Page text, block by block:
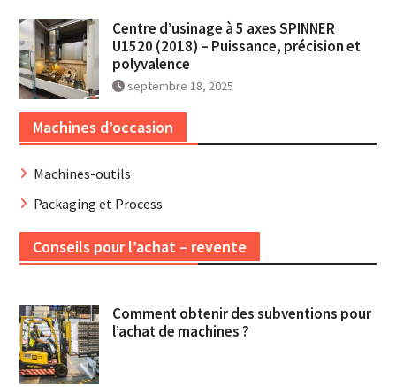
Centre d’usinage à 5 axes SPINNER
U1520 (2018) – Puissance, précision et
polyvalence
septembre 18, 2025
Machines d’occasion
Machines-outils
Packaging et Process
Conseils pour l’achat – revente
Comment obtenir des subventions pour
l’achat de machines ?